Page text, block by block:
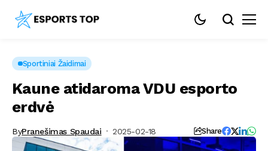
Sportiniai Žaidimai
Kaune atidaroma VDU esporto
erdvė
ByPranešimas Spaudai 2025-02-18 Share